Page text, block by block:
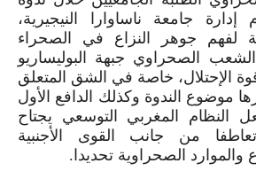
إدارة جامعة ناساوارا النيجيرية،
لفهم جوهر النزاع في الصحراء
الصحراوي جبهة البوليساريو
الإحتلال، خاصة في الشق المتعلق
موضوع الندوة وكذلك الدافع الأول
النظام المغربي التوسعي يجتاح
من جانب القوى الأجنبية
والموارد الصحراوية تحديدا.